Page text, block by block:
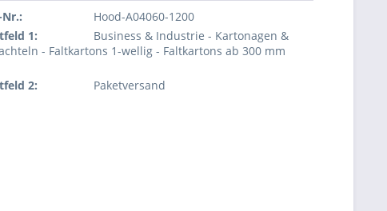
Hood-A04060-1200
1:
Business & Industrie - Kartonagen &
- Faltkartons 1-wellig - Faltkartons ab 300 mm
2:
Paketversand